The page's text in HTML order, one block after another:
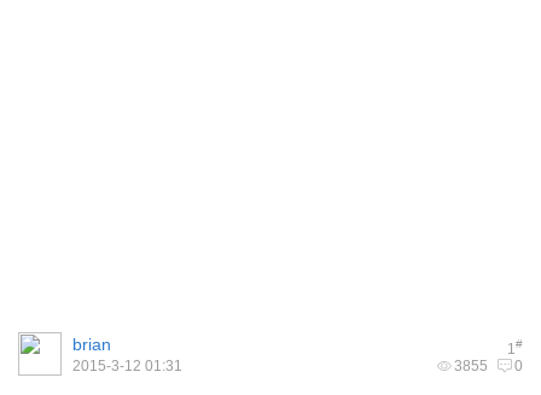
1#
brian
3855 0
2015-3-12 01:31